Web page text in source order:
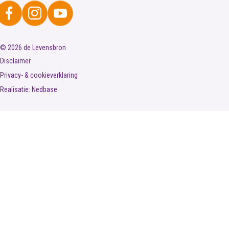
© 2026 de Levensbron
Disclaimer
Privacy- & cookieverklaring
Realisatie: Nedbase